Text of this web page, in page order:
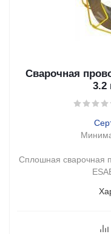
Сварочная
3.2
Сплошная сварочная